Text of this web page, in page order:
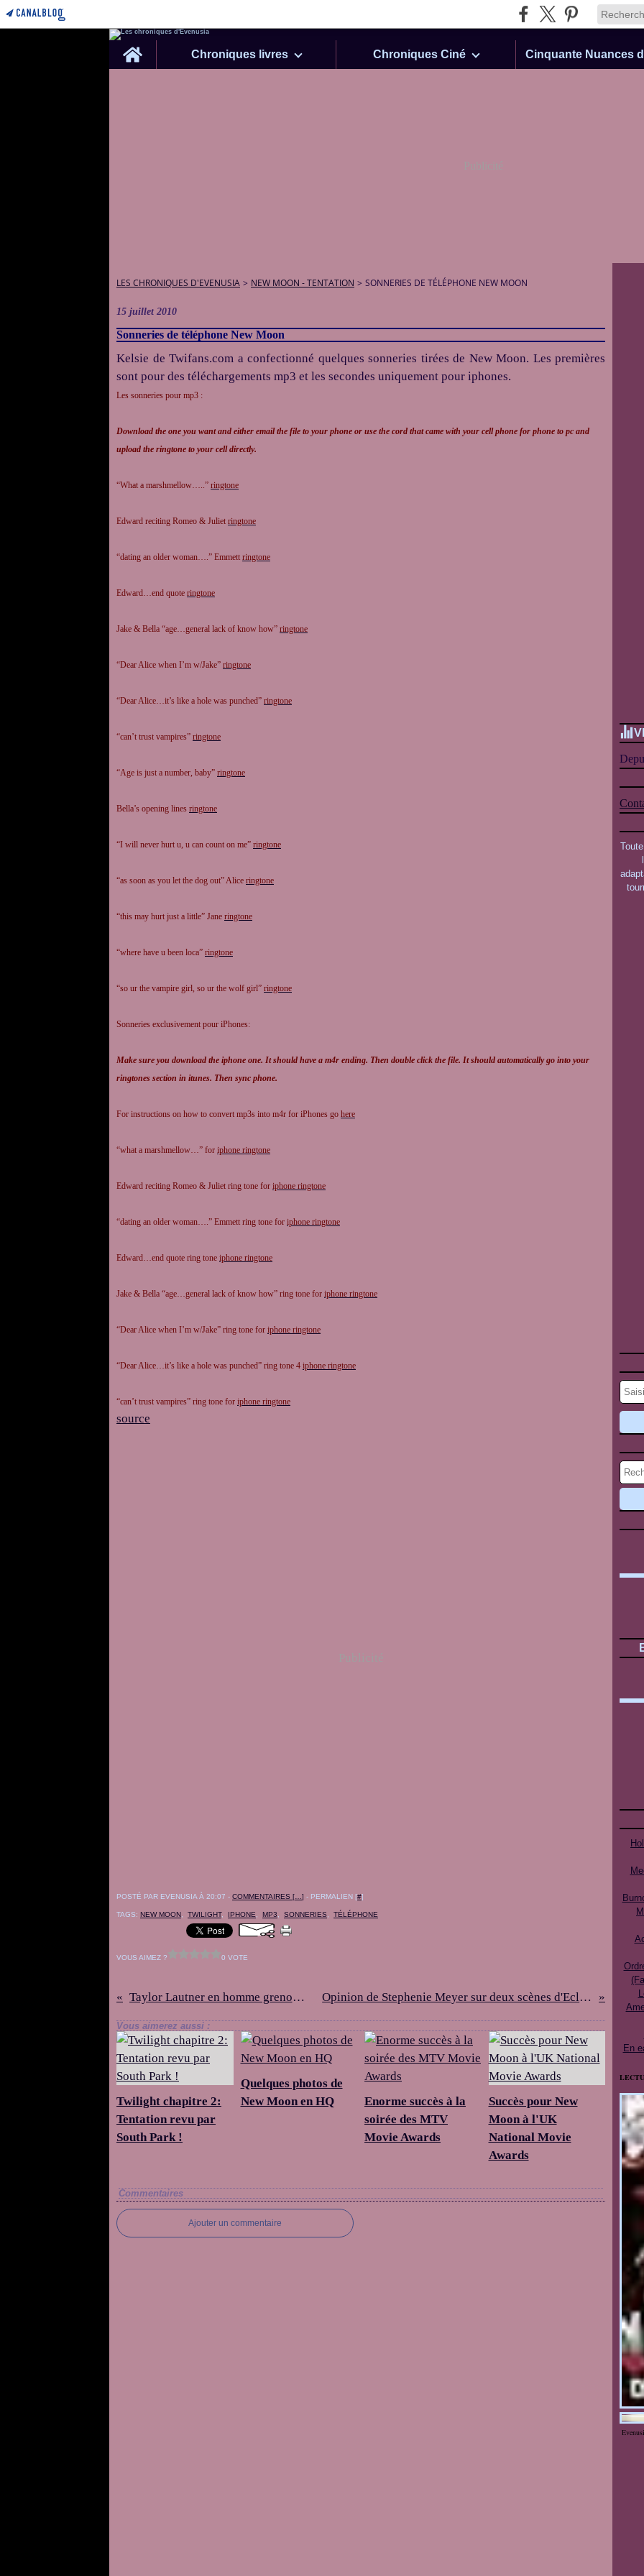
Home
Chroniques livres Chroniques Ciné
Publicité
LES CHRONIQUES D'EVENUSIA > NEW MOON - TENTATION > SONNERIES DE TÉLÉPHONE NEW MOON
15 juillet 2010
Sonneries de téléphone New Moon
Kelsie de Twifans.com a confectionné quelques sonneries tirées de New Moon. Les premières
sont pour des téléchargements mp3 et les secondes uniquement pour iphones.
Les sonneries pour mp3 :
Download the one you want and either email the file to your phone or use the cord that came with your cell phone for phone to pc and
upload the ringtone to your cell directly.
“What a marshmellow…..” ringtone
Edward reciting Romeo & Juliet ringtone
“dating an older woman….” Emmett ringtone
Edward…end quote ringtone
Jake & Bella “age…general lack of know how” ringtone
“Dear Alice when I’m w/Jake” ringtone
“Dear Alice…it’s like a hole was punched” ringtone
“can’t trust vampires” ringtone
“Age is just a number, baby” ringtone
Bella’s opening lines ringtone
“I will never hurt u, u can count on me” ringtone
“as soon as you let the dog out” Alice ringtone
“this may hurt just a little” Jane ringtone
“where have u been loca” ringtone
“so ur the vampire girl, so ur the wolf girl” ringtone
Sonneries exclusivement pour iPhones:
Make sure you download the iphone one. It should have a m4r ending. Then double click the file. It should automatically go into your
ringtones section in itunes. Then sync phone.
For instructions on how to convert mp3s into m4r for iPhones go here
“what a marshmellow…” for iphone ringtone
Edward reciting Romeo & Juliet ring tone for iphone ringtone
“dating an older woman….” Emmett ring tone for iphone ringtone
Edward…end quote ring tone iphone ringtone
Jake & Bella “age…general lack of know how” ring tone for iphone ringtone
“Dear Alice when I’m w/Jake” ring tone for iphone ringtone
“Dear Alice…it’s like a hole was punched” ring tone 4 iphone ringtone
“can’t trust vampires” ring tone for iphone ringtone
source
Publicité
POSTÉ PAR EVENUSIA À 20:07 - COMMENTAIRES [ ] - PERMALIEN [#]
TAGS: NEW MOON TWILIGHT, IPHONE MP3 SONNERIES TÉLÉPHONE
VOUS AIMEZ ? 0 VOTE
Taylor Lautner en homme grenouille Opinion de Stephenie Meyer sur deux scènes d'Eclipse
Vous aimerez aussi :
Twilight chapitre 2:
Tentation revu par
South Park !
Quelques photos de
New Moon en HQ
Enorme succès à la
soirée des MTV
Movie Awards
Succès pour New
Moon à l'UK
National Movie
Awards
Commentaires
Ajouter un commentaire
En